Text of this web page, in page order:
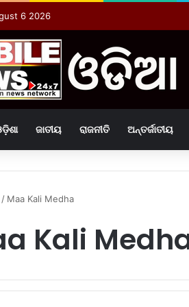
6 2026
ଜାତୀୟ ରାଜନୀତି ଅନ୍ତର୍ଜାତୀୟ
/ Maa Kali Medha
Kali